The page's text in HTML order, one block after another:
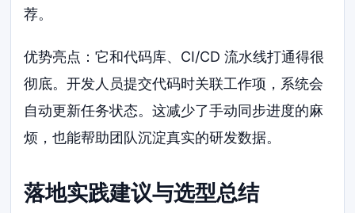
荐。
优势亮点：它和代码库、CI/CD 流水线打通得很
彻底。开发人员提交代码时关联工作项，系统会
自动更新任务状态。这减少了手动同步进度的麻
烦，也能帮助团队沉淀真实的研发数据。
落地实践建议与选型总结